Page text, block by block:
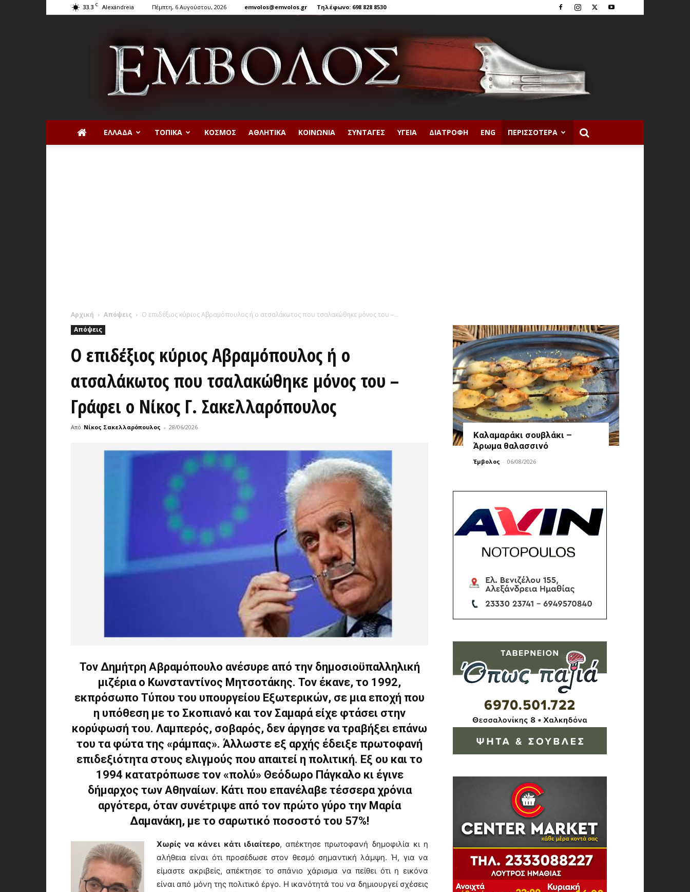
33.3 C Alexándreia Πέμπτη, 6 Αυγούστου, 2026 emvolos@emvolos.gr Τηλέφωνο: 698 828 8530
ΕΛΛΆΔΑ ΤΟΠΙΚΆ ΚΌΣΜΟΣ ΑΘΛΗΤΙΚΆ ΚΟΙΝΩΝΊΑ ΣΥΝΤΑΓΈΣ ΥΓΕΊΑ ΔΙΑΤΡΟΦΉ ENG ΠΕΡΙΣΣΌΤΕΡΑ
Αρχική Απόψεις
Ο επιδέξιος κύριος Αβραμόπουλος ή ο ατσαλάκωτος που τσαλακώθηκε μόνος του –...
Απόψεις
Ο επιδέξιος κύριος Αβραμόπουλος ή ο
ατσαλάκωτος που τσαλακώθηκε μόνος του –
Γράφει ο Νίκος Γ. Σακελλαρόπουλος
Από Νίκος Σακελλαρόπουλος - 28/06/2026
Τον Δημήτρη Αβραμόπουλο ανέσυρε από την δημοσιοϋπαλληλική
μιζέρια ο Κωνσταντίνος Μητσοτάκης. Τον έκανε, το 1992,
εκπρόσωπο Τύπου του υπουργείου Εξωτερικών, σε μια εποχή που
η υπόθεση με το Σκοπιανό και τον Σαμαρά είχε φτάσει στην
κορύφωσή του. Λαμπερός, σοβαρός, δεν άργησε να τραβήξει επάνω
του τα φώτα της «ράμπας». Άλλωστε εξ αρχής έδειξε πρωτοφανή
επιδεξιότητα στους ελιγμούς που απαιτεί η πολιτική. Εξ ου και το
1994 κατατρόπωσε τον «πολύ» Θεόδωρο Πάγκαλο κι έγινε
δήμαρχος των Αθηναίων. Κάτι που επανέλαβε τέσσερα χρόνια
αργότερα, όταν συνέτριψε από τον πρώτο γύρο την Μαρία
Δαμανάκη, με το σαρωτικό ποσοστό του 57%!
Χωρίς να κάνει κάτι ιδιαίτερο, απέκτησε πρωτοφανή δημοφιλία κι η
αλήθεια είναι ότι προσέδωσε στον θεσμό σημαντική λάμψη. Ή, για να
είμαστε ακριβείς, απέκτησε το σπάνιο χάρισμα να πείθει ότι η εικόνα
είναι από μόνη της πολιτικό έργο. Η ικανότητά του να δημιουργεί σχέσεις
Καλαμαράκι σουβλάκι –
Άρωμα θαλασσινό
Έμβολος - 06/08/2026